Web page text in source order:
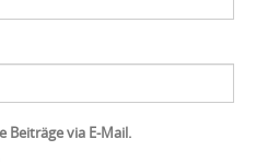
Beiträge via E-Mail.